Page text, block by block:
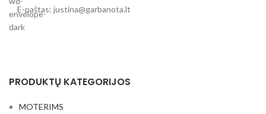
E-paštas: justina@garbanota.lt
PRODUKTŲ KATEGORIJOS
MOTERIMS